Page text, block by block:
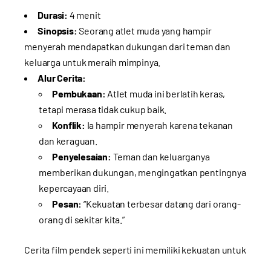
Durasi: 4 menit
Sinopsis: Seorang atlet muda yang hampir
menyerah mendapatkan dukungan dari teman dan
keluarga untuk meraih mimpinya.
Alur Cerita:
Pembukaan: Atlet muda ini berlatih keras,
tetapi merasa tidak cukup baik.
Konflik: Ia hampir menyerah karena tekanan
dan keraguan.
Penyelesaian: Teman dan keluarganya
memberikan dukungan, mengingatkan pentingnya
kepercayaan diri.
Pesan: “Kekuatan terbesar datang dari orang-
orang di sekitar kita.”
Cerita film pendek seperti ini memiliki kekuatan untuk